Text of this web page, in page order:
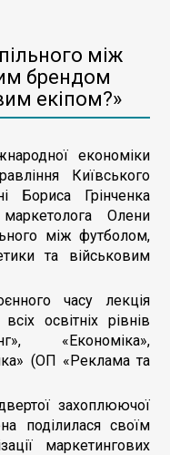
між
брендом
екіпом?»
економіки
Київського
Бориса Грінченка
Олени
між футболом,
та військовим
часу лекція
освітніх рівнів
«Економіка»,
(ОП «Реклама та
захоплюючої
поділилася своїм
маркетингових